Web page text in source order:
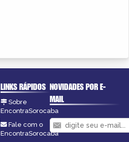
LINKS RÁPIDOS
Sobre
EncontraSorocaba
Fale com o
EncontraSorocaba
NOVIDADES POR E-
MAIL